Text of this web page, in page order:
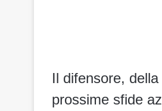
Il difensore, della
prossime sfide